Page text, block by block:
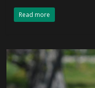
Read more